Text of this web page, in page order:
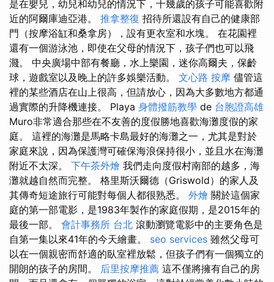
是在嬰兒，幼兒和幼兒的情況下，十幾歲的孩子可能喜歡附
近的阿爾庫迪亞港。 推拿整復 招待所還設有自己的健康部
門（按摩浴缸和桑拿房），設有更衣室和水塊。 在花園裡
還有一個游泳池，即使在父母的情況下，孩子們也可以飛
濺。 中央廣場中部有餐廳，水上樂園，迷你高爾夫，保齡
球，遊戲室以及晚上的許多娛樂活動。 文心路 按摩 儘管這
裡的某些酒店在山上很高，但請放心，因為大多數地方都通
過實際的升降機連接。 Playa 身體撥筋教學 de 台胞證高雄
Muro非常適合那些在不友善的度假勝地喜歡海灘度假的家
庭。 這裡的海灘是馬略卡島最好的海灘之一，尤其是對於
家庭來說，因為保護灣可確保海浪保持很小，並且水在海灘
附近不太深。 下午茶外燴 我們走向度假村南部的越多，海
灘就越自然而完整。 格里斯沃爾德（Griswold）的家人及
其傳奇短途旅行可能對每個人都很熟悉。 外燴 關於這個家
庭的第一部電影，是1983年製作的家庭假期，是2015年的
最後一部。 會計事務所 台北 滾動瀏覽電影中的主要角色是
自第一集以來41年的今天繪畫。 seo services 雖然父母可
以在一個親密而舒適的臥室裡放鬆，但孩子們有一個獨立的
開朗的孩子的房間。 后里按摩推薦 這不僅將擁有自己的房